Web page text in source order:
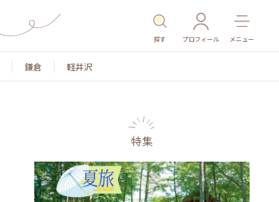
探す プロフィール メニュー
鎌倉 軽井沢
特集